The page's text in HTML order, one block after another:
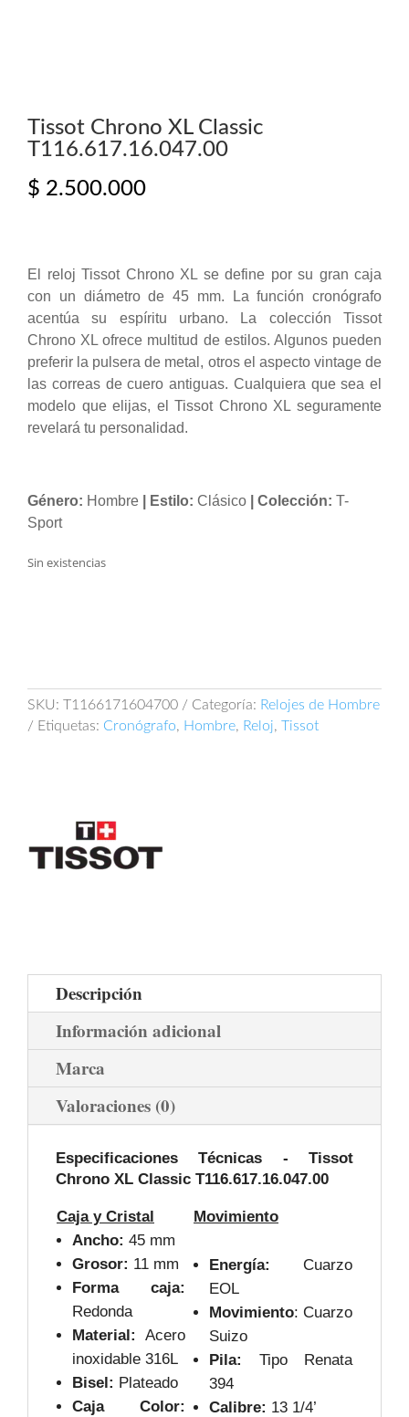
Tissot Chrono XL Classic
T116.617.16.047.00
$ 2.500.000
El reloj Tissot Chrono XL se define por su gran caja
con un diámetro de 45 mm. La función cronógrafo
acentúa su espíritu urbano. La colección Tissot
Chrono XL ofrece multitud de estilos. Algunos pueden
preferir la pulsera de metal, otros el aspecto vintage de
las correas de cuero antiguas. Cualquiera que sea el
modelo que elijas, el Tissot Chrono XL seguramente
revelará tu personalidad.
Género: Hombre | Estilo: Clásico | Colección: T-
Sport
Sin existencias
SKU: T1166171604700 Categoría: Relojes de Hombre
Etiquetas: Cronógrafo, Hombre, Reloj, Tissot
Descripción
Información adicional
Marca
Valoraciones (0)
Especificaciones Técnicas - Tissot
Chrono XL Classic T116.617.16.047.00
Caja y Cristal
Movimiento
Ancho: 45 mm
Grosor: 11 mm
Forma caja:
Redonda
Material:
Acero
inoxidable 316L
Bisel: Plateado
Caja Color:
Energía:
Cuarzo
EOL
Movimiento: Cuarzo
Suizo
Pila:
Tipo Renata
394
Calibre: 13 1/4’